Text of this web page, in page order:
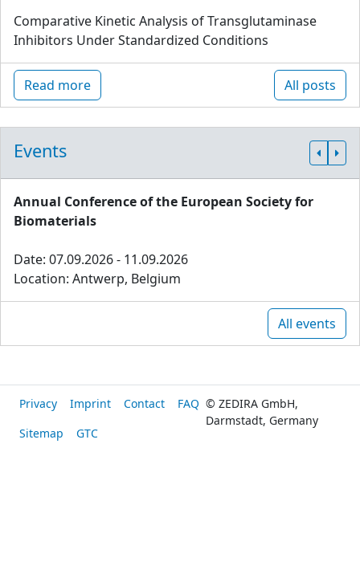
Comparative Kinetic Analysis of Transglutaminase
Inhibitors Under Standardized Conditions
Read more All posts
Events
Annual Conference of the European Society for
Biomaterials
Date: 07.09.2026 - 11.09.2026
Location: Antwerp, Belgium
All events
Privacy Imprint Contact
FAQ
Sitemap
GTC
© ZEDIRA GmbH,
Darmstadt, Germany